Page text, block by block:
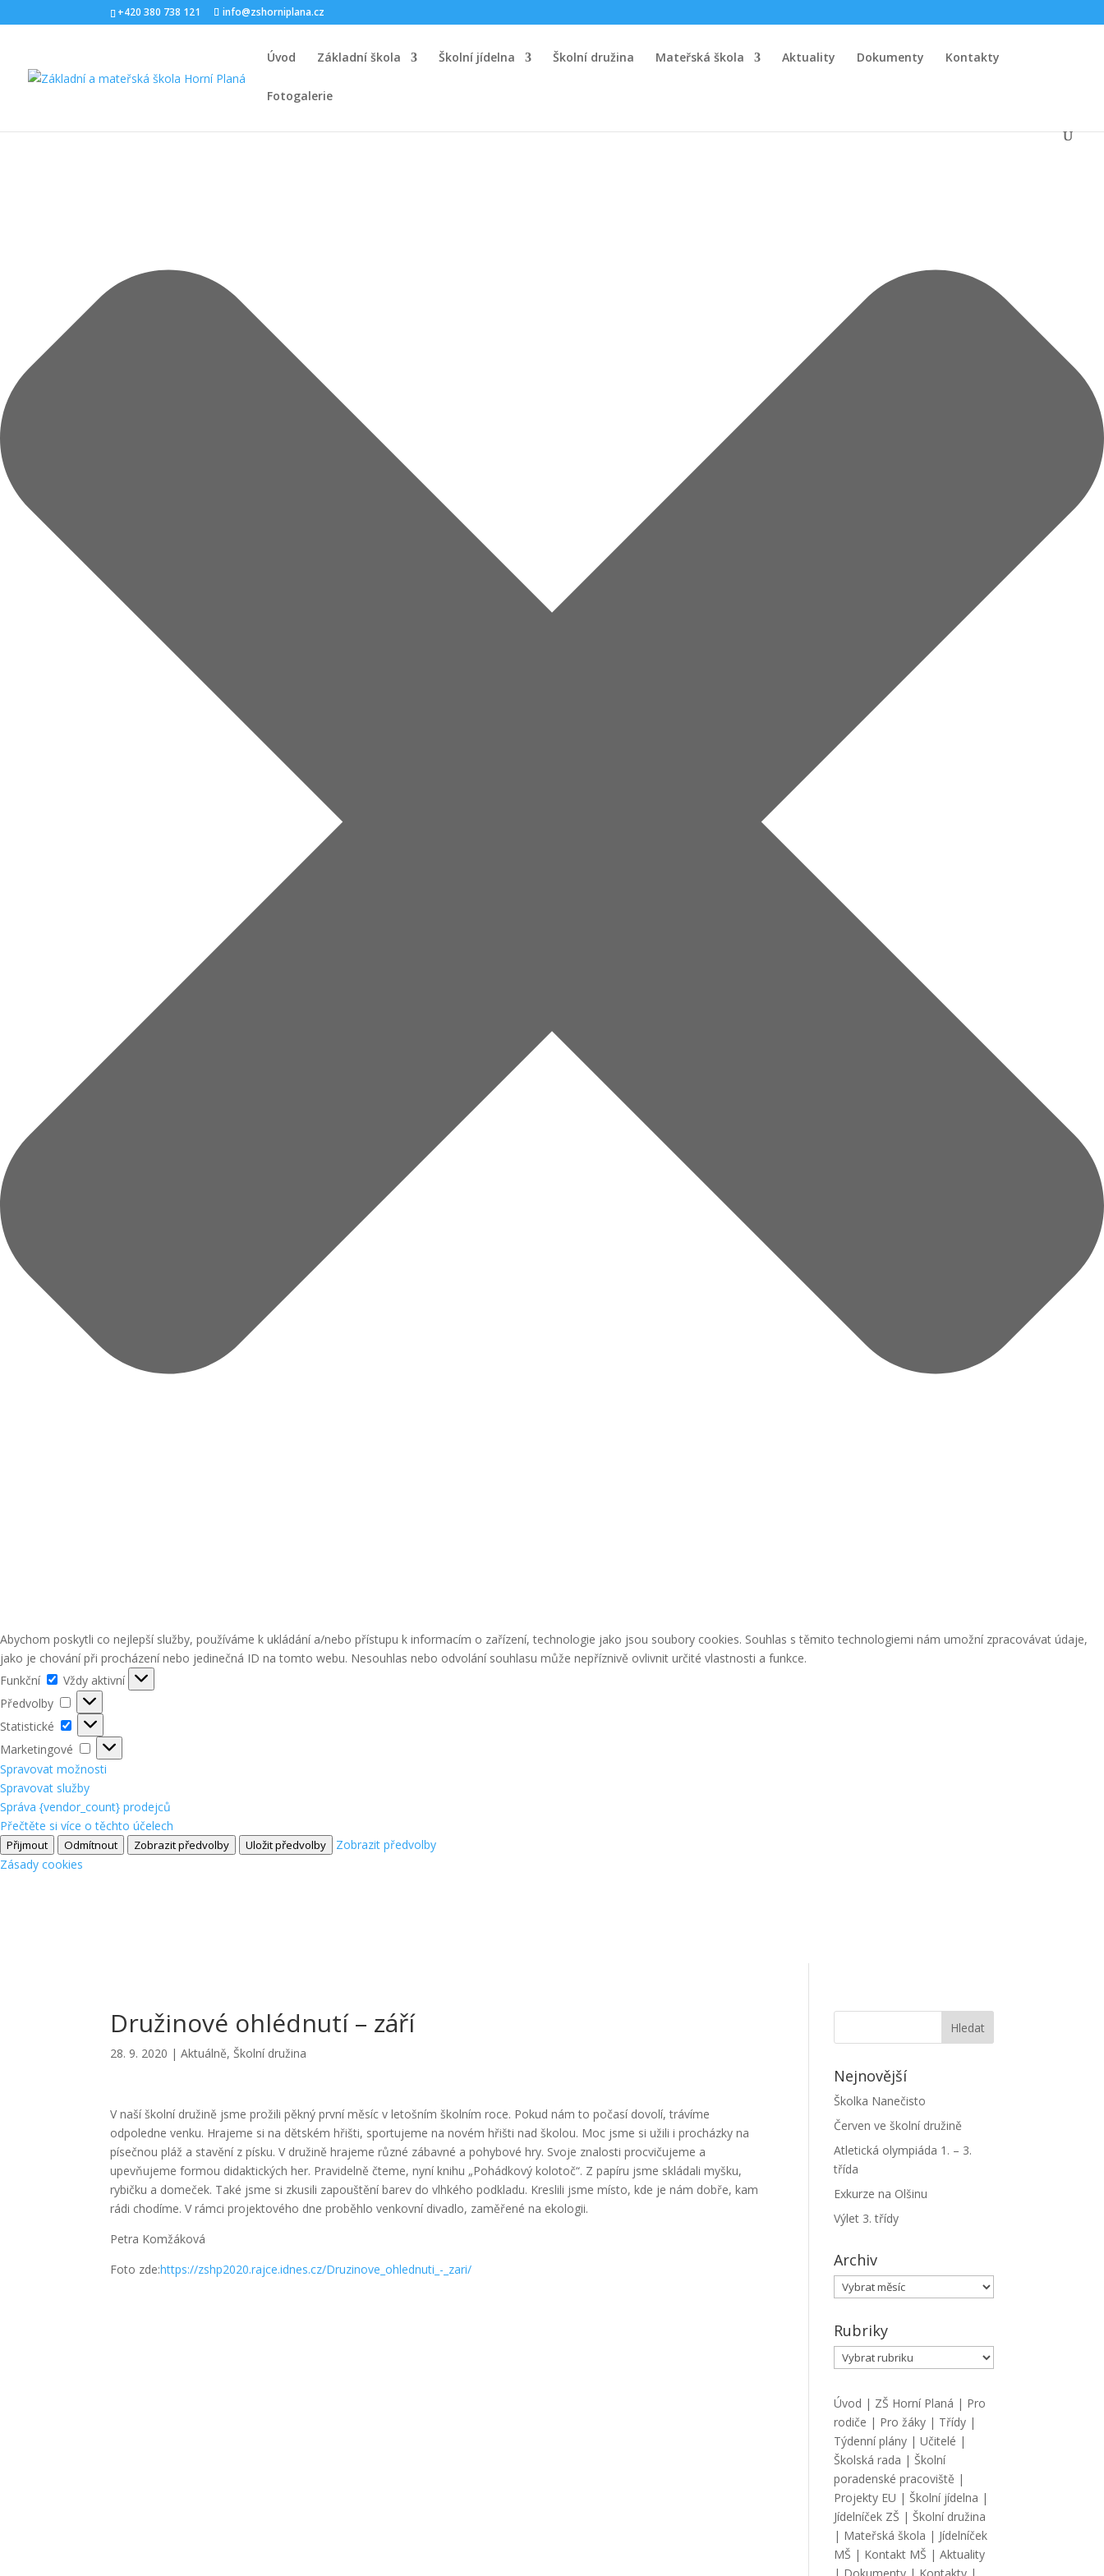
Spravovat Souhlas s cookies
Abychom poskytli co nejlepší služby, používáme k ukládání a/nebo přístupu k informacím o zařízení, technologie jako jsou soubory cookies. Souhlas s těmito technologiemi nám umožní zpracovávat údaje,
jako je chování při procházení nebo jedinečná ID na tomto webu. Nesouhlas nebo odvolání souhlasu může nepříznivě ovlivnit určité vlastnosti a funkce.
Funkční
Funkční
Vždy aktivní
Předvolby
Předvolby
Statistické
Statistické
Marketingové
Marketingové
Spravovat možnosti
Spravovat služby
Správa {vendor_count} prodejců
Přečtěte si více o těchto účelech
Přijmout Odmítnout Zobrazit předvolby Uložit předvolby
Zobrazit předvolby
Zásady cookies
+420 380 738 121 info@zshorniplana.cz
Úvod Základní škola Školní jídelna Školní družina Mateřská škola Aktuality Dokumenty Kontakty
Fotogalerie
Družinové ohlédnutí – září
28. 9. 2020 |Aktuálně,Školní družina
V naší školní družině jsme prožili pěkný první měsíc v letošním školním roce. Pokud nám to počasí dovolí, trávíme
odpoledne venku. Hrajeme si na dětském hřišti, sportujeme na novém hřišti nad školou. Moc jsme si užili i procházky na
písečnou pláž a stavění z písku. V družině hrajeme různé zábavné a pohybové hry. Svoje znalosti procvičujeme a
upevňujeme formou didaktických her. Pravidelně čteme, nyní knihu „Pohádkový kolotoč“. Z papíru jsme skládali myšku,
rybičku a domeček. Také jsme si zkusili zapouštění barev do vlhkého podkladu. Kreslili jsme místo, kde je nám dobře, kam
rádi chodíme. V rámci projektového dne proběhlo venkovní divadlo, zaměřené na ekologii.
Petra Komžáková
Foto zde:https://zshp2020.rajce.idnes.cz/Druzinove_ohlednuti_-_zari/
Nejnovější
Školka Nanečisto
Červen ve školní družině
Atletická olympiáda 1. – 3.
třída
Exkurze na Olšinu
Výlet 3. třídy
Archiv
Archiv
Rubriky
Rubriky
Úvod | ZŠ Horní Planá | Pro
rodiče | Pro žáky | Třídy |
Týdenní plány |Učitelé |
Školská rada |Školní
poradenské pracoviště |
Projekty EU |Školní jídelna |
Jídelníček ZŠ |Školní družina
| Mateřská škola | Jídelníček
MŠ | Kontakt MŠ |Aktuality